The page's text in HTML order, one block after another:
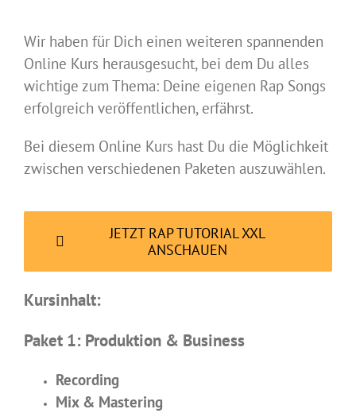
Wir haben für Dich einen weiteren spannenden
Online Kurs herausgesucht, bei dem Du alles
wichtige zum Thema: Deine eigenen Rap Songs
erfolgreich veröffentlichen, erfährst.
Bei diesem Online Kurs hast Du die Möglichkeit
zwischen verschiedenen Paketen auszuwählen.
JETZT RAP TUTORIAL XXL
ANSCHAUEN
Kursinhalt:
Paket 1: Produktion & Business
Recording
Mix & Mastering